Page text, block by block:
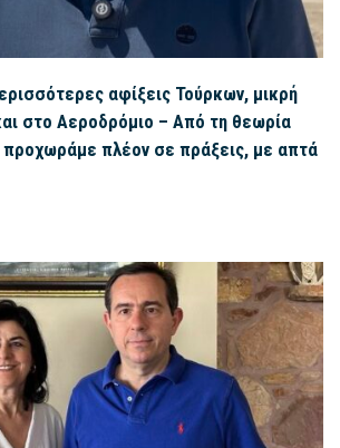
αφίξεις Τούρκων, μικρή
στο Αεροδρόμιο – Από τη θεωρία
πλέον σε πράξεις, με απτά